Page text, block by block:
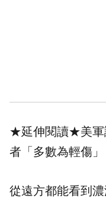
★延伸閱讀★美
者「多數為輕傷」
從遠方都能看到